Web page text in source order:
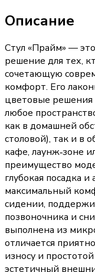
Описание
Стул «Прайм» —
решение для тех,
сочетающую
комфорт. Его
цветовые решения
любое
как в домашней
столовой), так и в
кафе, лаунж‑зоне
преимущество
глубокая посадка
максимальный
сидении,
позвоночника и
выполнена из
отличается
износу и
эстетичный